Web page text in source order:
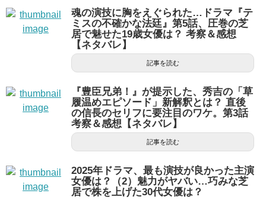
魂の演技に胸をえぐられた…ドラマ『テ
ミスの不確かな法廷』第5話、圧巻の芝
居で魅せた19歳女優は？ 考察＆感想
【ネタバレ】
記事を読む
『豊臣兄弟！』が提示した、秀吉の「草
履温めエピソード」新解釈とは？ 直後
の信長のセリフに要注目のワケ。第3話
考察＆感想【ネタバレ】
記事を読む
2025年ドラマ、最も演技が良かった主演
女優は？（2）魅力がヤバい…巧みな芝
居で株を上げた30代女優は？